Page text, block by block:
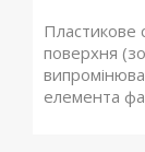
Пластикове
поверхня
елемента